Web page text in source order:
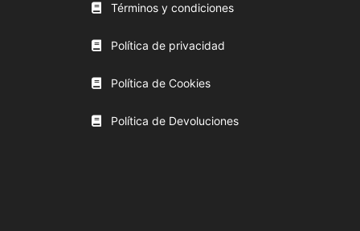
Términos y condiciones
Política de privacidad
Política de Cookies
Política de Devoluciones